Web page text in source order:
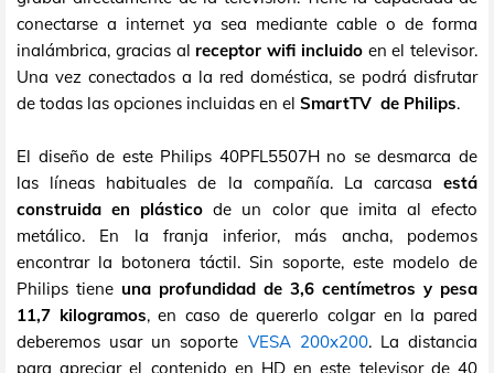
conectarse a internet ya sea mediante cable o de forma
inalámbrica, gracias al receptor wifi incluidoen el televisor.
Una vez conectados a la red doméstica, se podrá disfrutar
de todas las opciones incluidas en el SmartTV de Philips.
El diseño de este Philips 40PFL5507H no se desmarca de
las líneas habituales de la compañía. La carcasa está
construida en plástico de un color que imita al efecto
metálico. En la franja inferior, más ancha, podemos
encontrar la botonera táctil. Sin soporte, este modelo de
Philips tiene una profundidad de 3,6 centímetros y pesa
11,7 kilogramos, en caso de quererlo colgar en la pared
deberemos usar un soporte VESA 200x200. La distancia
para apreciar el contenido en HD en este televisor de 40